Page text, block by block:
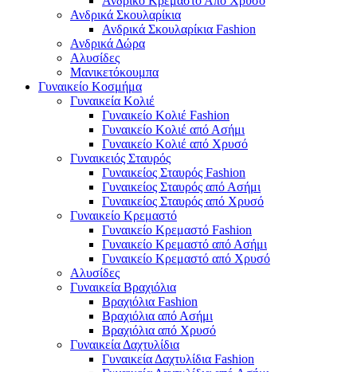
Ανδρικά Σκουλαρίκια
Ανδρικά Σκουλαρίκια Fashion
Ανδρικά Δώρα
Αλυσίδες
Μανικετόκουμπα
Γυναικείο Κοσμήμα
Γυναικεία Κολιέ
Γυναικείο Κολιέ Fashion
Γυναικείο Κολιέ από Ασήμι
Γυναικείο Κολιέ από Χρυσό
Γυναικειός Σταυρός
Γυναικείος Σταυρός Fashion
Γυναικείος Σταυρός από Ασήμι
Γυναικείος Σταυρός από Χρυσό
Γυναικείο Κρεμαστό
Γυναικείο Κρεμαστό Fashion
Γυναικείο Κρεμαστό από Ασήμι
Γυναικείο Κρεμαστό από Χρυσό
Αλυσίδες
Γυναικεία Βραχιόλια
Βραχιόλια Fashion
Βραχιόλια από Ασήμι
Βραχιόλια από Χρυσό
Γυναικεία Δαχτυλίδια
Γυναικεία Δαχτυλίδια Fashion